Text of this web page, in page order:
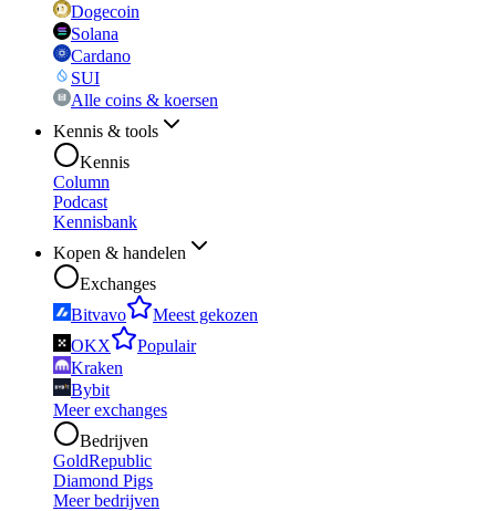
Dogecoin
Solana
Cardano
SUI
Alle coins & koersen
Kennis & tools
Kennis
Column
Podcast
Kennisbank
Kopen & handelen
Exchanges
Bitvavo
Meest gekozen
OKX
Populair
Kraken
Bybit
Meer exchanges
Bedrijven
GoldRepublic
Diamond Pigs
Meer bedrijven